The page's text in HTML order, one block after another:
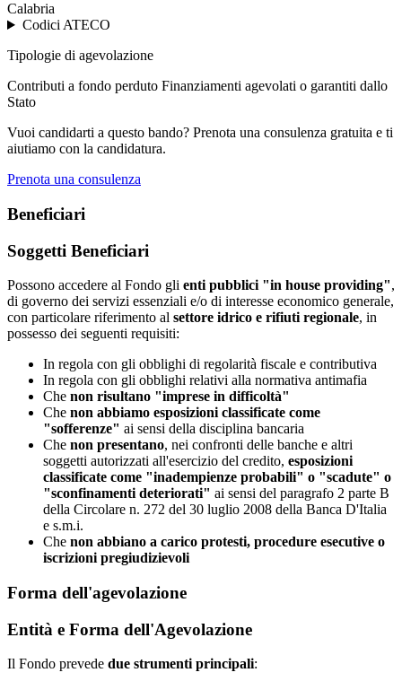
Calabria
Codici ATECO
Tipologie di agevolazione
Contributi a fondo perduto Finanziamenti agevolati o garantiti dallo
Stato
Vuoi candidarti a questo bando? Prenota una consulenza gratuita e ti
aiutiamo con la candidatura.
Prenota una consulenza
Beneficiari
Soggetti Beneficiari
Possono accedere al Fondo gli enti pubblici "in house providing",
di governo dei servizi essenziali e/o di interesse economico generale,
con particolare riferimento al settore idrico e rifiuti regionale, in
possesso dei seguenti requisiti:
In regola con gli obblighi di regolarità fiscale e contributiva
In regola con gli obblighi relativi alla normativa antimafia
Che non risultano "imprese in difficoltà"
Che non abbiamo esposizioni classificate come
"sofferenze" ai sensi della disciplina bancaria
Che non presentano, nei confronti delle banche e altri
soggetti autorizzati all'esercizio del credito, esposizioni
classificate come "inadempienze probabili" o "scadute" o
"sconfinamenti deteriorati" ai sensi del paragrafo 2 parte B
della Circolare n. 272 del 30 luglio 2008 della Banca D'Italia
e s.m.i.
Che non abbiano a carico protesti, procedure esecutive o
iscrizioni pregiudizievoli
Forma dell'agevolazione
Entità e Forma dell'Agevolazione
Il Fondo prevede due strumenti principali: